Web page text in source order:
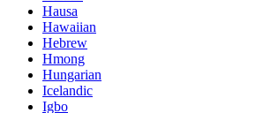
Hausa
Hawaiian
Hebrew
Hmong
Hungarian
Icelandic
Igbo